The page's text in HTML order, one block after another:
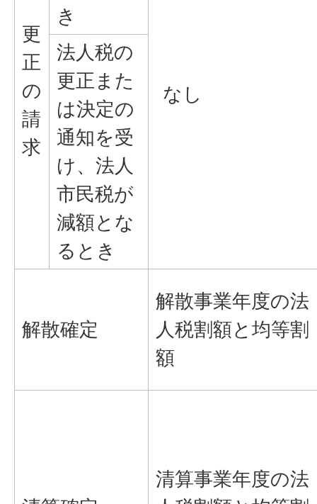
更
正
の
請
求
き
なし
法人税の
更正また
は決定の
通知を受
け、法人
市民税が
減額とな
るとき
解散確定
解散事業年度の法
人税割額と均等割
額
清算事業年度の法